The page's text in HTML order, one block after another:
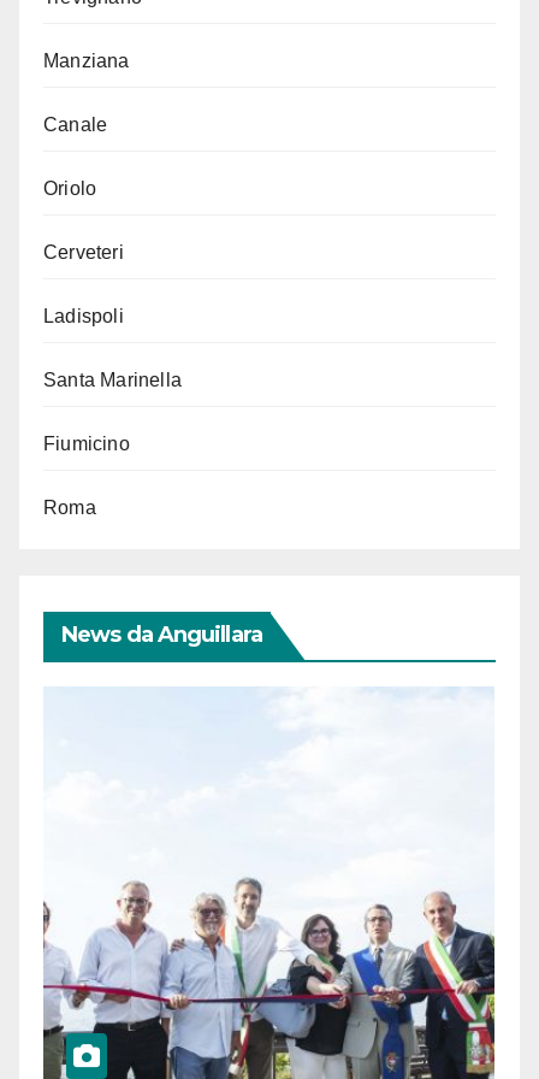
Manziana
Canale
Oriolo
Cerveteri
Ladispoli
Santa Marinella
Fiumicino
Roma
News da Anguillara